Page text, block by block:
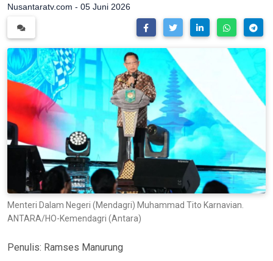
Nusantaratv.com - 05 Juni 2026
Menteri Dalam Negeri (Mendagri) Muhammad Tito Karnavian.
ANTARA/HO-Kemendagri (Antara)
Penulis: Ramses Manurung